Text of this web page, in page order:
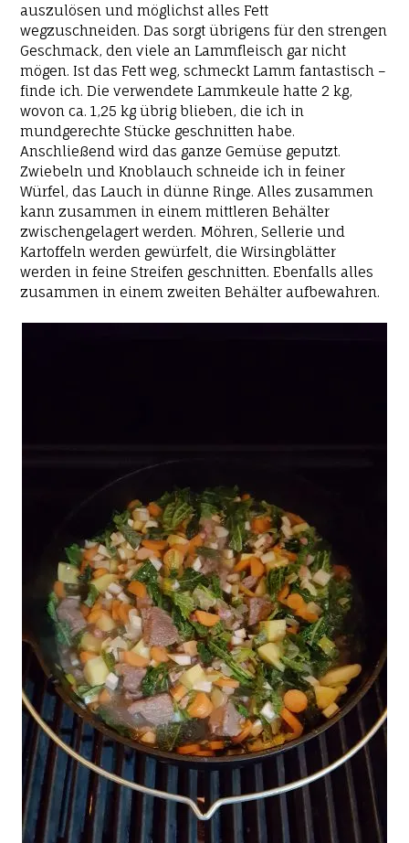
auszulösen und möglichst alles Fett
wegzuschneiden. Das sorgt übrigens für den strengen
Geschmack, den viele an Lammfleisch gar nicht
mögen. Ist das Fett weg, schmeckt Lamm fantastisch –
finde ich. Die verwendete Lammkeule hatte 2 kg,
wovon ca. 1,25 kg übrig blieben, die ich in
mundgerechte Stücke geschnitten habe.
Anschließend wird das ganze Gemüse geputzt.
Zwiebeln und Knoblauch schneide ich in feiner
Würfel, das Lauch in dünne Ringe. Alles zusammen
kann zusammen in einem mittleren Behälter
zwischengelagert werden. Möhren, Sellerie und
Kartoffeln werden gewürfelt, die Wirsingblätter
werden in feine Streifen geschnitten. Ebenfalls alles
zusammen in einem zweiten Behälter aufbewahren.